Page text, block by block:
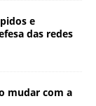
e
das redes
mudar com a